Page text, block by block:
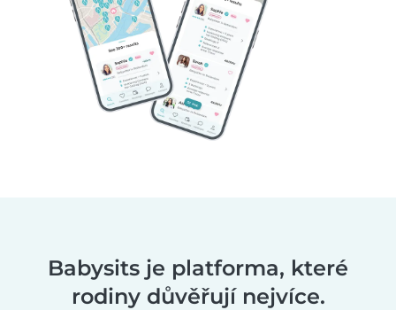
Babysits je platforma, které
rodiny důvěřují nejvíce.